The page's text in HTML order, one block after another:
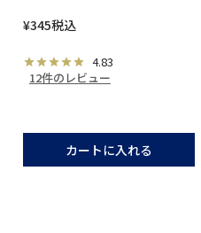
¥345税込
4.83
12件のレビュー
カートに入れる